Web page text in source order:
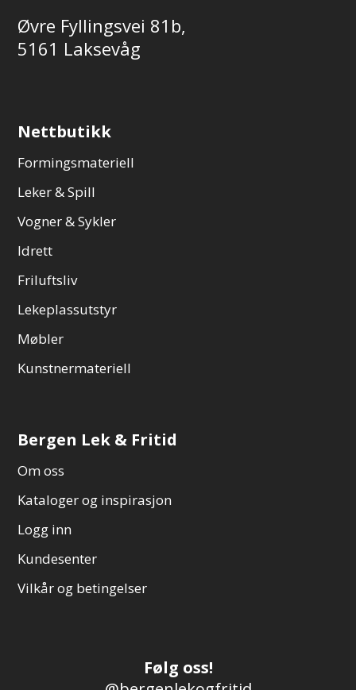
Øvre Fyllingsvei 81b,
5161 Laksevåg
Nettbutikk
Formingsmateriell
Leker & Spill
Vogner & Sykler
Idrett
Friluftsliv
Lekeplassutstyr
Møbler
Kunstnermateriell
Bergen Lek & Fritid
Om oss
Kataloger og inspirasjon
Logg inn
Kundesenter
Vilkår og betingelser
Følg oss!